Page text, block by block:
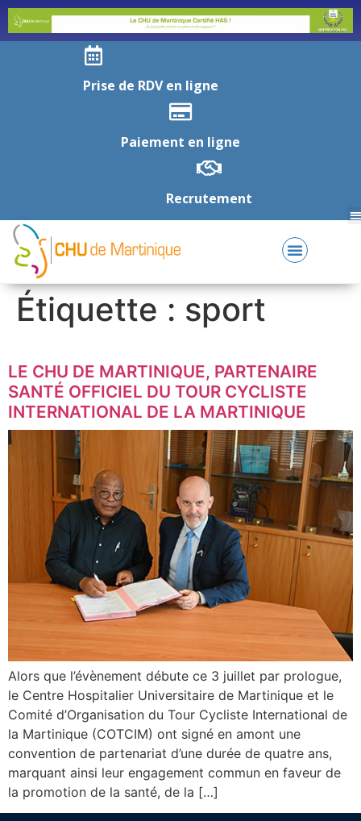
Prise de RDV en ligne
Paiement en ligne
Recrutement
Étiquette : sport
LE CHU DE MARTINIQUE, PARTENAIRE
SANTÉ OFFICIEL DU TOUR CYCLISTE
INTERNATIONAL DE LA MARTINIQUE
Alors que l’évènement débute ce 3 juillet par prologue,
le Centre Hospitalier Universitaire de Martinique et le
Comité d’Organisation du Tour Cycliste International de
la Martinique (COTCIM) ont signé en amont une
convention de partenariat d’une durée de quatre ans,
marquant ainsi leur engagement commun en faveur de
la promotion de la santé, de la […]